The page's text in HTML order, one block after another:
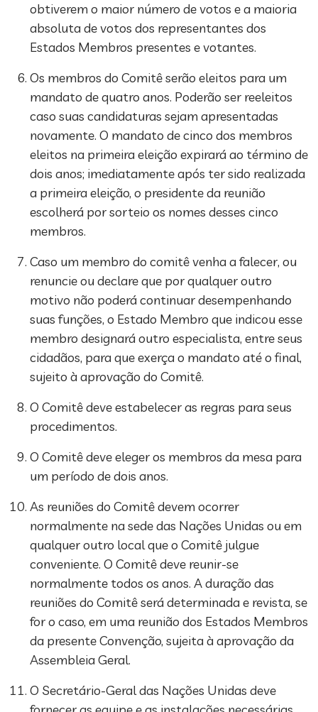
obtiverem o maior número de votos e a maioria
absoluta de votos dos representantes dos
Estados Membros presentes e votantes.
Os membros do Comitê serão eleitos para um
mandato de quatro anos. Poderão ser reeleitos
caso suas candidaturas sejam apresentadas
novamente. O mandato de cinco dos membros
eleitos na primeira eleição expirará ao término de
dois anos; imediatamente após ter sido realizada
a primeira eleição, o presidente da reunião
escolherá por sorteio os nomes desses cinco
membros.
Caso um membro do comitê venha a falecer, ou
renuncie ou declare que por qualquer outro
motivo não poderá continuar desempenhando
suas funções, o Estado Membro que indicou esse
membro designará outro especialista, entre seus
cidadãos, para que exerça o mandato até o final,
sujeito à aprovação do Comitê.
O Comitê deve estabelecer as regras para seus
procedimentos.
O Comitê deve eleger os membros da mesa para
um período de dois anos.
As reuniões do Comitê devem ocorrer
normalmente na sede das Nações Unidas ou em
qualquer outro local que o Comitê julgue
conveniente. O Comitê deve reunir-se
normalmente todos os anos. A duração das
reuniões do Comitê será determinada e revista, se
for o caso, em uma reunião dos Estados Membros
da presente Convenção, sujeita à aprovação da
Assembleia Geral.
O Secretário-Geral das Nações Unidas deve